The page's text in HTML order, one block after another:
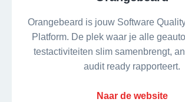
Orangebeard is jouw Software
Platform. De plek waar je alle
testactiviteiten slim samenbrengt,
audit ready rapporteert.
Naar de website